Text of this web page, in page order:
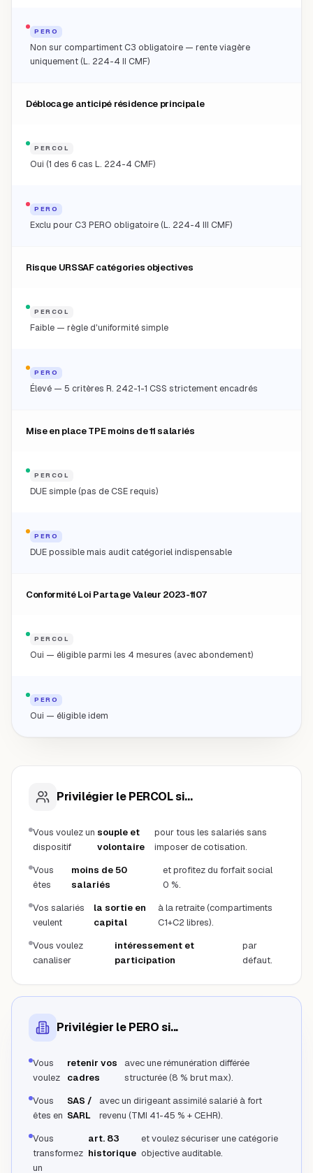
PERO
Non sur compartiment C3 obligatoire — rente viagère
uniquement (L. 224-4 II CMF)
Déblocage anticipé résidence principale
PERCOL
Oui (1 des 6 cas L. 224-4 CMF)
PERO
Exclu pour C3 PERO obligatoire (L. 224-4 III CMF)
Risque URSSAF catégories objectives
PERCOL
Faible — règle d'uniformité simple
PERO
Élevé — 5 critères R. 242-1-1 CSS strictement encadrés
Mise en place TPE moins de 11 salariés
PERCOL
DUE simple (pas de CSE requis)
PERO
DUE possible mais audit catégoriel indispensable
Conformité Loi Partage Valeur 2023-1107
PERCOL
Oui — éligible parmi les 4 mesures (avec abondement)
PERO
Oui — éligible idem
Privilégier le PERCOL si...
Vous voulez un
dispositif
souple et
volontaire
pour tous les salariés sans
imposer de cotisation.
Vous
êtes
moins de 50
salariés
et profitez du forfait social
0 %.
Vos salariés
veulent
la sortie en
capital
à la retraite (compartiments
C1+C2 libres).
Vous voulez
canaliser
intéressement et
participation
par
défaut.
Privilégier le PERO si...
Vous
voulez
retenir vos
cadres
avec une rémunération différée
structurée (8 % brut max).
Vous
êtes en
SAS /
SARL
avec un dirigeant assimilé salarié à fort
revenu (TMI 41-45 % + CEHR).
Vous
transformez
un
art. 83
historique
et voulez sécuriser une catégorie
objective auditable.